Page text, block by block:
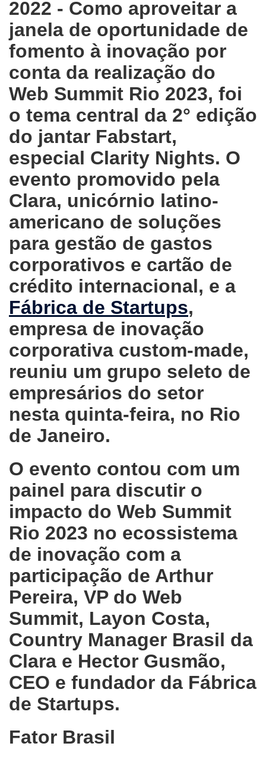
2022 - Como aproveitar a
janela de oportunidade de
fomento à inovação por
conta da realização do
Web Summit Rio 2023, foi
o tema central da 2° edição
do jantar Fabstart,
especial Clarity Nights. O
evento promovido pela
Clara, unicórnio latino-
americano de soluções
para gestão de gastos
corporativos e cartão de
crédito internacional, e a
Fábrica de Startups,
empresa de inovação
corporativa custom-made,
reuniu um grupo seleto de
empresários do setor
nesta quinta-feira, no Rio
de Janeiro.
O evento contou com um
painel para discutir o
impacto do Web Summit
Rio 2023 no ecossistema
de inovação com a
participação de Arthur
Pereira, VP do Web
Summit, Layon Costa,
Country Manager Brasil da
Clara e Hector Gusmão,
CEO e fundador da Fábrica
de Startups.
Fator Brasil